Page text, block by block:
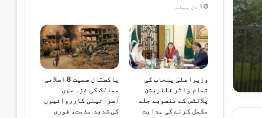
1 دن پہلے
وزیراعلیٰ پنجاب کی
تمام واٹر فلٹریشن
پلانٹس کے منصوبے جلد
مکمل کرنے کی ہدایت
پاکستان سمیت 8 اسلامی
ممالک کی غزہ میں
اسرائیلی کارروائیوں
کی شدید مذمت، فوری